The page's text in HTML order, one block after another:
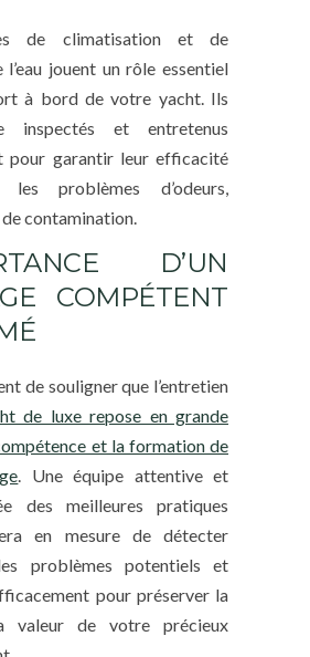
de climatisation et de
jouent un rôle essentiel
à bord de votre yacht. Ils
inspectés et entretenus
pour garantir leur efficacité
problèmes d’odeurs,
de contamination.
D’UN
COMPÉTENT
de souligner que l’entretien
de luxe repose en grande
et la formation de
. Une équipe attentive et
des meilleures pratiques
en mesure de détecter
problèmes potentiels et
pour préserver la
valeur de votre précieux